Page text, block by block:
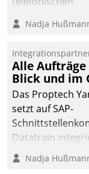
digitalen Cockpit,
passende
Schlagworte
Eine intuitive
Dialogführung
dem externen
Serviceteam,
Mietenden
effizienter zu
Nadja
Alle
Blick und im
Das Proptech
setzt auf SAP-
Datatrain
Yarowas Portal
Vergabe und
Nadja